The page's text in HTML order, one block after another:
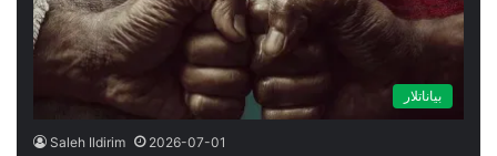
بیاناتلار
Saleh Ildirim 2026-07-01